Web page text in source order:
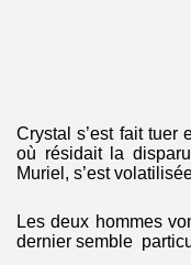
Crystal s’est fait tuer
où résidait la
Muriel, s’est
Les deux hommes
dernier semble